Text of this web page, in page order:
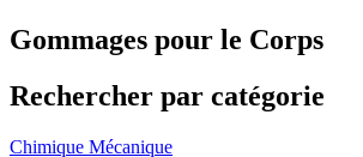
Gommages pour le Corps
Rechercher par catégorie
Chimique Mécanique